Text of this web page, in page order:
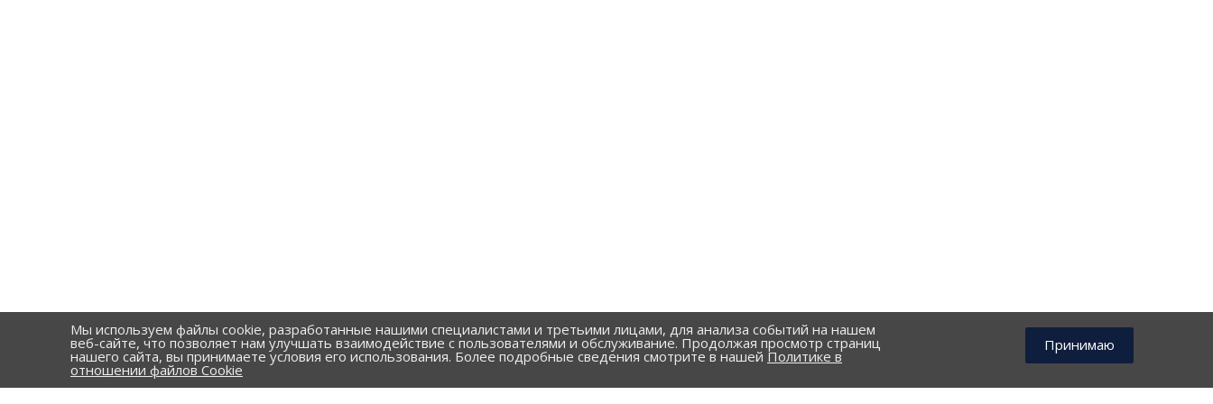
Мы используем файлы cookie, разработанные нашими специалистами и третьими лицами, для анализа событий на нашем
веб-сайте, что позволяет нам улучшать взаимодействие с пользователями и обслуживание. Продолжая просмотр страниц
нашего сайта, вы принимаете условия его использования. Более подробные сведения смотрите в нашей Политике в
отношении файлов Cookie
Принимаю